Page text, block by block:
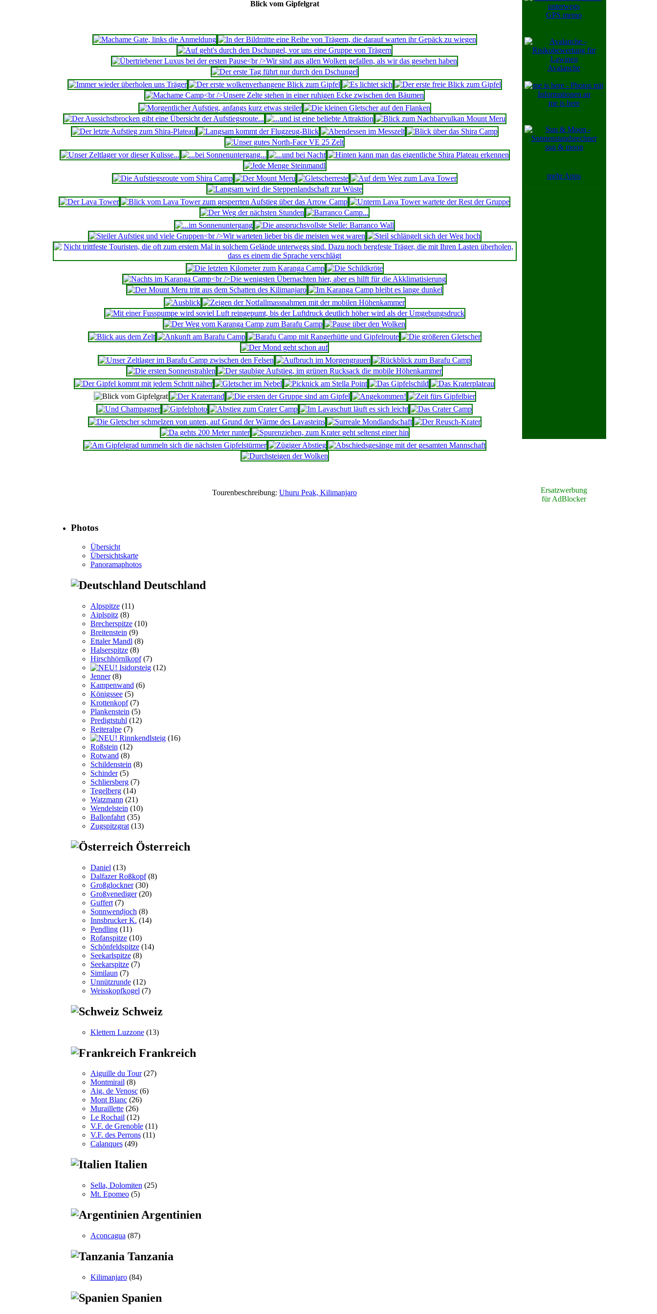
GPS memo
Avalanche
me is here
sun & moon
mehr Apps
Ersatzwerbung
für AdBlocker
Blick vom Gipfelgrat
Tourenbeschreibung: Uhuru Peak, Kilimanjaro
Photos
Übersicht
Übersichtskarte
Panoramaphotos
Deutschland
Alpspitze(11)
Aiplspitz(8)
Brecherspitze(10)
Breitenstein (9)
Ettaler Mandl (8)
Halserspitze(8)
Hirschhörnlkopf(7)
Isidorsteig(12)
Jenner(8)
Kampenwand (6)
Königssee(5)
Krottenkopf(7)
Plankenstein (5)
Predigtstuhl (12)
Reiteralpe(7)
Rinnkendlsteig(16)
Roßstein (12)
Rotwand (8)
Schildenstein (8)
Schinder(5)
Schliersberg(7)
Tegelberg(14)
Watzmann (21)
Wendelstein (10)
Ballonfahrt(35)
Zugspitzgrat(13)
Österreich
Daniel (13)
Dalfazer Roßkopf(8)
Großglockner(30)
Großvenediger(20)
Guffert(7)
Sonnwendjoch (8)
Innsbrucker K. (14)
Pendling(11)
Rofanspitze(10)
Schönfeldspitze(14)
Seekarlspitze(8)
Seekarspitze(7)
Similaun (7)
Unnützrunde(12)
Weisskopfkogel (7)
Schweiz
Klettern Luzzone(13)
Frankreich
Aiguille du Tour(27)
Montmirail(8)
Aig. de Venosc(6)
Mont Blanc(26)
Muraillette(26)
Le Rochail(12)
V.F. de Grenoble(11)
V.F. des Perrons(11)
Calanques(49)
Italien
Sella, Dolomiten (25)
Mt. Epomeo(5)
Argentinien
Aconcagua (87)
Tanzania
Kilimanjaro(84)
Spanien